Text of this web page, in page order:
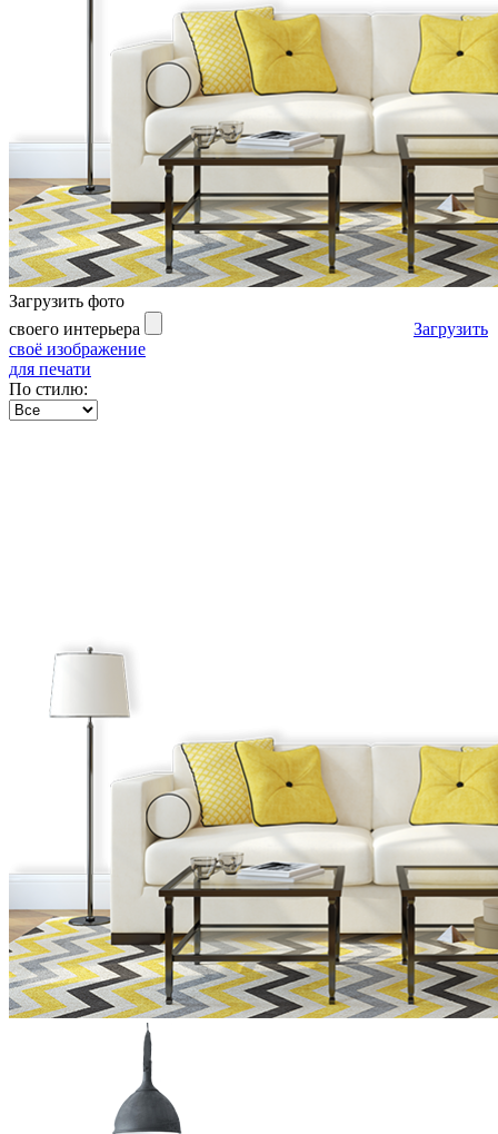
Загрузить фото
своего интерьера
Загрузить
своё изображение
для печати
По стилю: